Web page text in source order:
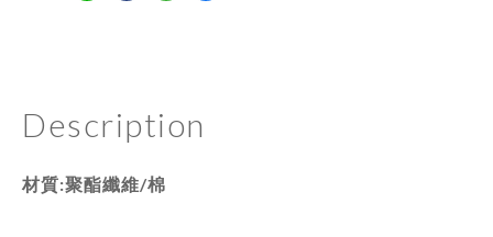
Description
材質:聚酯纖維/棉